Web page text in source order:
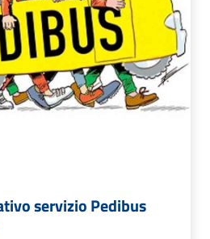
servizio Pedibus